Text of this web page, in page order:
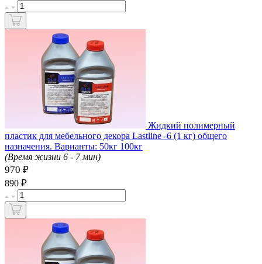
Жидкий полимерный
пластик для мебельного декора Lastline -6 (1 кг) общего
назначения. Варианты: 50кг 100кг
(Время жизни 6 - 7 мин)
970 ₽
890 ₽